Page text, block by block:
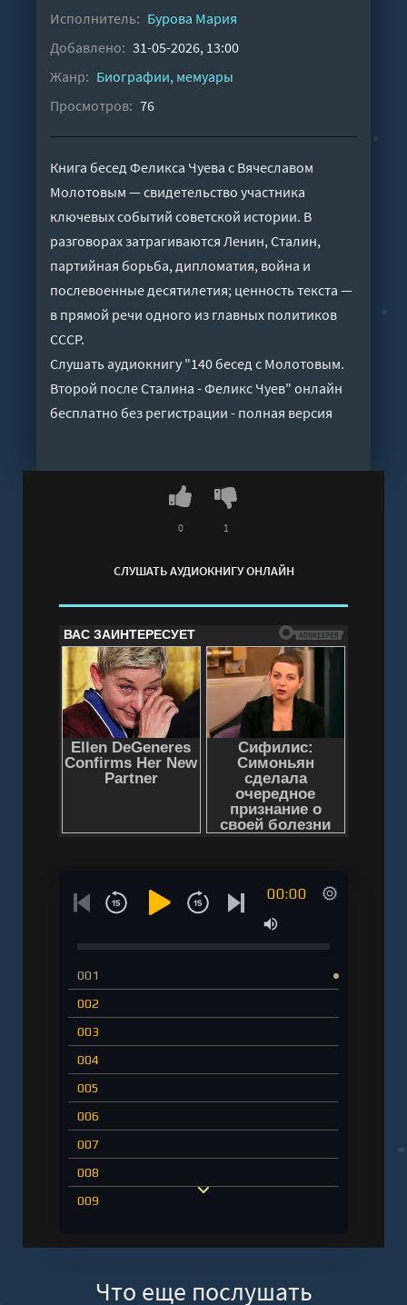
Исполнитель: Бурова Мария
Добавлено: 31-05-2026, 13:00
Жанр: Биографии, мемуары
Просмотров: 76
Книга бесед Феликса Чуева с Вячеславом
Молотовым — свидетельство участника
ключевых событий советской истории. В
разговорах затрагиваются Ленин, Сталин,
партийная борьба, дипломатия, война и
послевоенные десятилетия; ценность текста —
в прямой речи одного из главных политиков
СССР.
Слушать аудиокнигу "140 бесед с Молотовым.
Второй после Сталина - Феликс Чуев" онлайн
бесплатно без регистрации - полная версия
СЛУШАТЬ АУДИОКНИГУ ОНЛАЙН
0 1
00:00
001
002
003
004
005
006
007
008
009
012Что еще послушать